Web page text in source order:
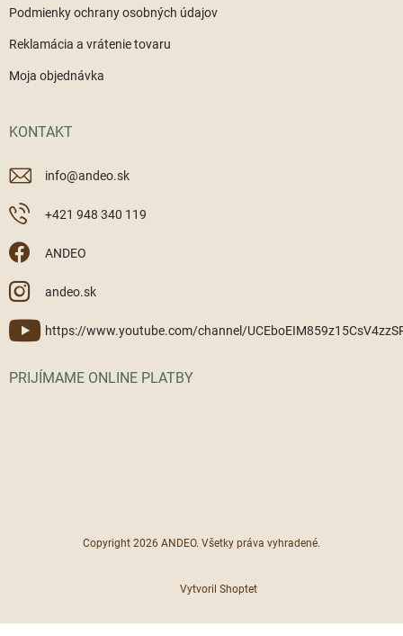
Podmienky ochrany osobných údajov
Reklamácia a vrátenie tovaru
Moja objednávka
KONTAKT
info@andeo.sk
+421 948 340 119
ANDEO
andeo.sk
https://www.youtube.com/channel/
PRIJÍMAME ONLINE PLATBY
Vytvoril Shoptet
Copyright 2026 ANDEO. Všetky práva vyhradené.